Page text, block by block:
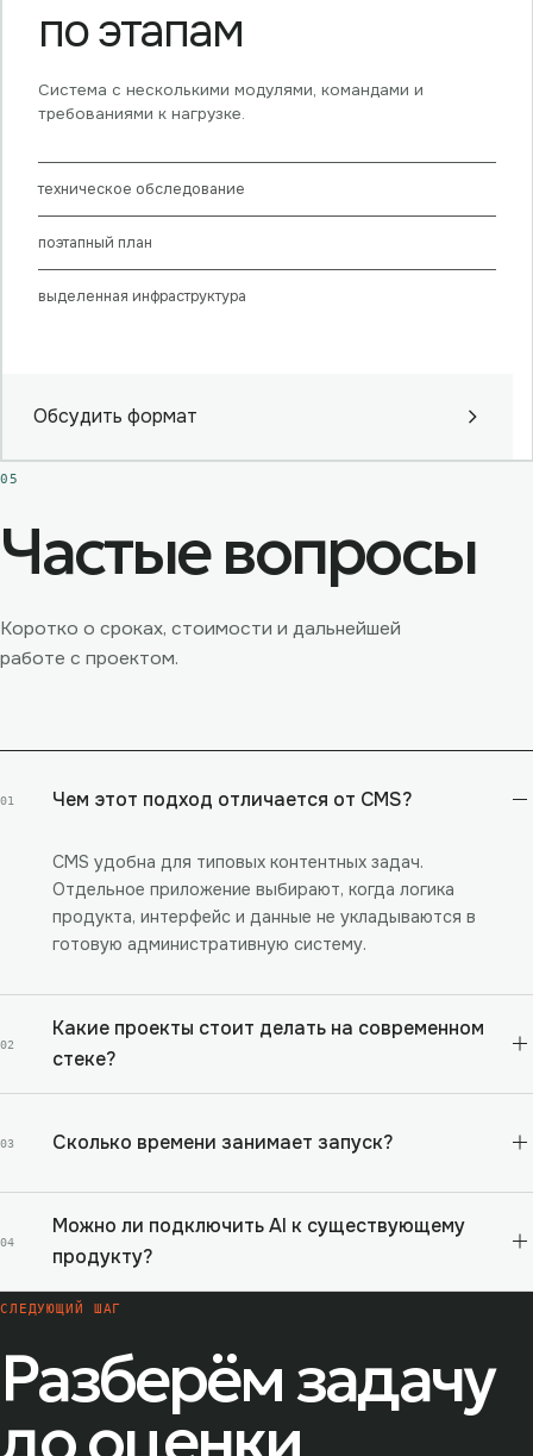
по этапам
Система с несколькими модулями, командами и
требованиями к нагрузке.
техническое обследование
поэтапный план
выделенная инфраструктура
Обсудить формат
05
Частые вопросы
Коротко о сроках, стоимости и дальнейшей
работе с проектом.
01 Чем этот подход отличается от CMS?
CMS удобна для типовых контентных задач.
Отдельное приложение выбирают, когда логика
продукта, интерфейс и данные не укладываются в
готовую административную систему.
02
Какие проекты стоит делать на современном
стеке?
03 Сколько времени занимает запуск?
04
Можно ли подключить AI к существующему
продукту?
СЛЕДУЮЩИЙ ШАГ
Разберём задачу